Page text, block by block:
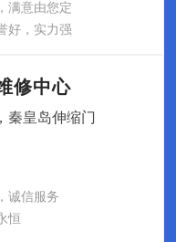
满意由您定
好，实力强
修中心
秦皇岛伸缩门
诚信服务
恒